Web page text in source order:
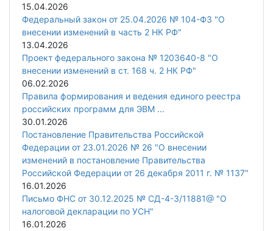
15.04.2026
Федеральный закон от 25.04.2026 № 104-ФЗ "О
внесении изменений в часть 2 НК РФ"
13.04.2026
Проект федерального закона № 1203640-8 "О
внесении изменений в ст. 168 ч. 2 НК РФ"
06.02.2026
Правила формирования и ведения единого реестра
российских программ для ЭВМ ...
30.01.2026
Постановление Правительства Российской
Федерации от 23.01.2026 № 26 "О внесении
изменений в постановление Правительства
Российской Федерации от 26 декабря 2011 г. № 1137"
16.01.2026
Письмо ФНС от 30.12.2025 № СД-4-3/11881@ "О
налоговой декларации по УСН"
16.01.2026